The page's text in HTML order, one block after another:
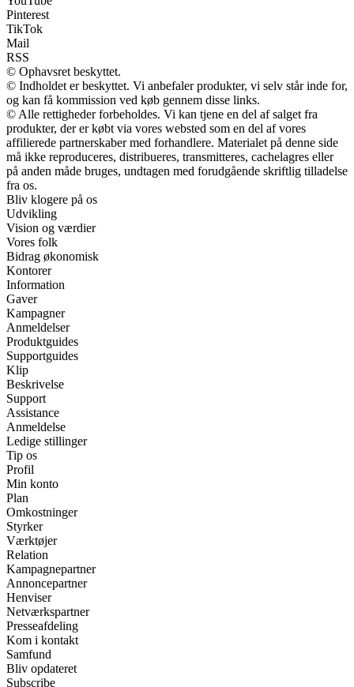
Pinterest
TikTok
Mail
RSS
© Ophavsret beskyttet.
© Indholdet er beskyttet. Vi anbefaler produkter, vi selv står inde for,
og kan få kommission ved køb gennem disse links.
© Alle rettigheder forbeholdes. Vi kan tjene en del af salget fra
produkter, der er købt via vores websted som en del af vores
affilierede partnerskaber med forhandlere. Materialet på denne side
må ikke reproduceres, distribueres, transmitteres, cachelagres eller
på anden måde bruges, undtagen med forudgående skriftlig tilladelse
fra os.
Bliv klogere på os
Udvikling
Vision og værdier
Vores folk
Bidrag økonomisk
Kontorer
Information
Gaver
Kampagner
Anmeldelser
Produktguides
Supportguides
Klip
Beskrivelse
Support
Assistance
Anmeldelse
Ledige stillinger
Tip os
Profil
Min konto
Plan
Omkostninger
Styrker
Værktøjer
Relation
Kampagnepartner
Annoncepartner
Henviser
Netværkspartner
Presseafdeling
Kom i kontakt
Samfund
Bliv opdateret
Subscribe